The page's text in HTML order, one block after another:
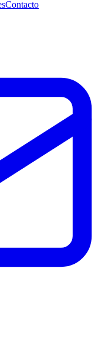
Contacto